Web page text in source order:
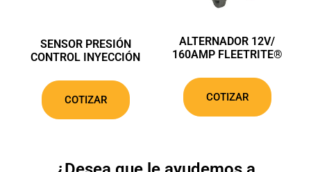
SENSOR PRESIÓN
CONTROL INYECCIÓN
COTIZAR
ALTERNADOR 12V/
160AMP FLEETRITE®
COTIZAR